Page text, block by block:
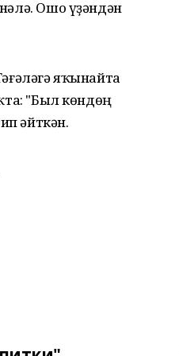
Ошо үҙәндән
яҡынайта
"Был көндөң
әйткән.